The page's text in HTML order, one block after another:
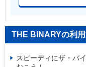
THE BINARYの利
スピーディにザ・バ